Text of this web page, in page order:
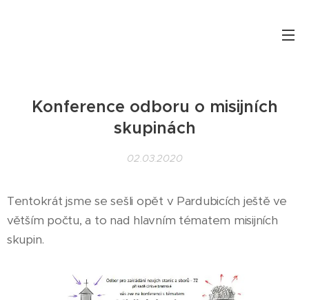
Konference odboru o misijních
skupinách
02.03.2020
Tentokrát jsme se sešli opět v Pardubicích ještě ve
větším počtu, a to nad hlavním tématem misijních
skupin.